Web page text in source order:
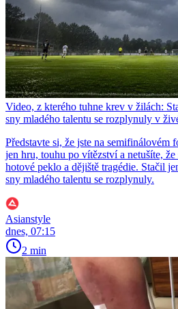
Video, z kterého tuhne krev v žilách:
sny mladého talentu se rozplynuly v
Představte si, že jste na semifinálovém
jen hru, touhu po vítězství a netušíte,
hotové peklo a dějiště tragédie. Stačil
sny mladého talentu se rozplynuly.
Asianstyle
dnes, 07:15
2 min